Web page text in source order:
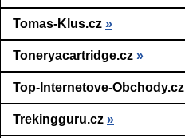
Tomas-Klus.cz »
Toneryacartridge.cz »
Top-Internetove-Obchody.cz
Trekingguru.cz »